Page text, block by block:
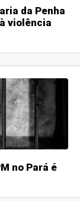
da Penha
violência
no Pará é